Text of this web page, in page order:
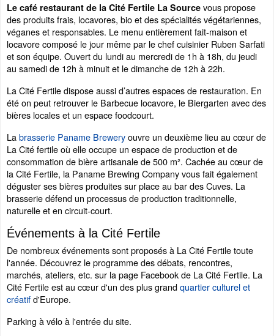
Le café restaurant de la Cité Fertile La Source vous propose
des produits frais, locavores, bio et des spécialités végétariennes,
véganes et responsables. Le menu entièrement fait-maison et
locavore composé le jour même par le chef cuisinier Ruben Sarfati
et son équipe. Ouvert du lundi au mercredi de 1h à 18h, du jeudi
au samedi de 12h à minuit et le dimanche de 12h à 22h.
La Cité Fertile dispose aussi d’autres espaces de restauration. En
été on peut retrouver le Barbecue locavore, le Biergarten avec des
bières locales et un espace foodcourt.
Labrasserie Paname Breweryouvre un deuxième lieu au cœur de
La Cité fertile où elle occupe un espace de production et de
consommation de bière artisanale de 500 m². Cachée au cœur de
la Cité Fertile, la Paname Brewing Company vous fait également
déguster ses bières produites sur place au bar des Cuves. La
brasserie défend un processus de production traditionnelle,
naturelle et en circuit-court.
Événements à la Cité Fertile
De nombreux événements sont proposés à La Cité Fertile toute
l'année. Découvrez le programme des débats, rencontres,
marchés, ateliers, etc. sur la page Facebook de La Cité Fertile. La
Cité Fertile est au cœur d'un des plus grandquartier culturel et
créatifd'Europe.
Parking à vélo à l'entrée du site.